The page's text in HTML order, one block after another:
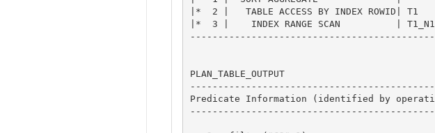
|*  2 |   TABLE ACCESS BY INDEX
|*  3 |    INDEX RANGE SCAN          |
PLAN_TABLE_OUTPUT
Predicate Information (identified by